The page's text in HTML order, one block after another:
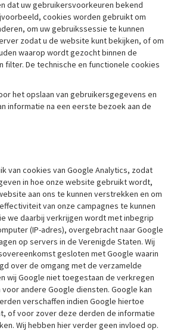
dat uw gebruikersvoorkeuren bekend
cookies worden gebruikt om
om uw gebruikssessie te kunnen
zodat u de website kunt bekijken, of om
waarop wordt gezocht binnen de
filter. De technische en functionele cookies
het opslaan van gebruikersgegevens en
informatie na een eerste bezoek aan de
van cookies van Google Analytics, zodat
in hoe onze website gebruikt wordt,
aan ons te kunnen verstrekken en om
van onze campagnes te kunnen
we daarbij verkrijgen wordt met inbegrip
(IP-adres), overgebracht naar Google
op servers in de Verenigde Staten. Wij
gesloten met Google waarin
over de omgang met de verzamelde
wij Google niet toegestaan de verkregen
andere Google diensten. Google kan
verschaffen indien Google hiertoe
of voor zover deze derden de informatie
Wij hebben hier verder geen invloed op.